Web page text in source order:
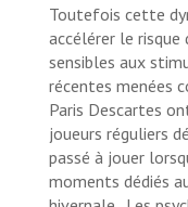
Toutefois cette
accélérer le risque
sensibles aux
récentes menées
Paris Descartes
joueurs réguliers
passé à jouer
moments dédiés